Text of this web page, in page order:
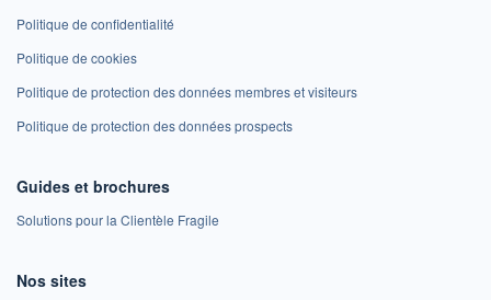
Politique de confidentialité
Politique de cookies
Politique de protection des données membres et visiteurs
Politique de protection des données prospects
Guides et brochures
Solutions pour la Clientèle Fragile
Nos sites